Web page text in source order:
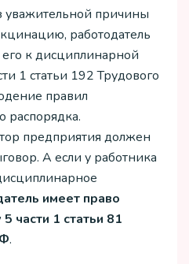
уважительной причины
работодатель
к дисциплинарной
1 статьи 192 Трудового
правил
распорядка.
предприятия должен
А если у работника
имеет право
части 1 статьи 81
.